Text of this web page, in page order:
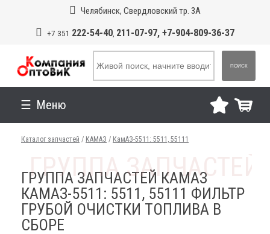
Челябинск, Свердловский тр. 3А
+7 351 222-54-40, 211-07-97, +7-904-809-36-37
ПОИСК
Меню
Каталог запчастей / КАМАЗ / КамАЗ-5511: 5511, 55111
ГРУППА ЗАПЧАСТЕЙ КАМАЗ
КАМАЗ-5511: 5511, 55111 ФИЛЬТР
ГРУБОЙ ОЧИСТКИ ТОПЛИВА В
СБОРЕ